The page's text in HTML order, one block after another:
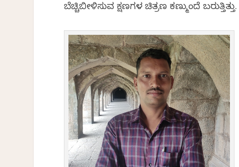
ಬೆಚ್ಚಿಬೀಳಿಸುವ ಕ್ಷಣಗಳ ಚಿತ್ರಣ ಕಣ್ಮುಂದೆ ಬರುತ್ತಿತ್ತು.